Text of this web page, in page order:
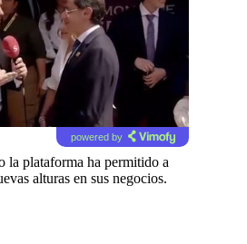
powered by
la plataforma ha permitido a
alturas en sus negocios.